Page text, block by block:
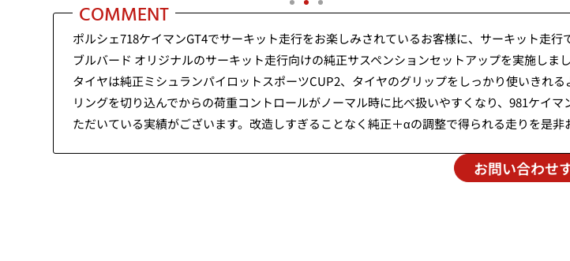
COMMENT
ポルシェ718ケイマンGT4でサーキット走行をお楽しみされているお客様に、サーキット走
ブルバード オリジナルのサーキット走行向けの純正サスペンションセットアップを実施しまし
タイヤは純正ミシュランパイロットスポーツCUP2、タイヤのグリップをしっかり使いきれ
リングを切り込んでからの荷重コントロールがノーマル時に比べ扱いやすくなり、981ケイ
ただいている実績がございます。改造しすぎることなく純正＋αの調整で得られる走りを是非
お問い合わせ